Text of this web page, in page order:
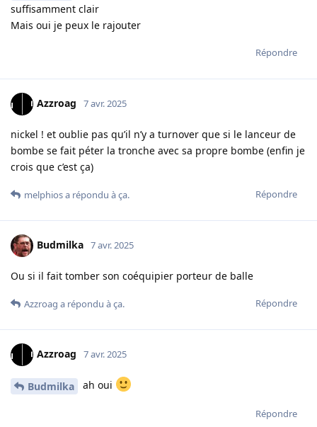
suffisamment clair
Mais oui je peux le rajouter
Répondre
Azzroag 7 avr. 2025
nickel ! et oublie pas qu’il n’y a turnover que si le lanceur de
bombe se fait péter la tronche avec sa propre bombe (enfin je
crois que c’est ça)
Répondre
melphiosa répondu à ça.
Budmilka 7 avr. 2025
Ou si il fait tomber son coéquipier porteur de balle
Répondre
Azzroag a répondu à ça.
Azzroag 7 avr. 2025
Budmilka ah oui
Répondre